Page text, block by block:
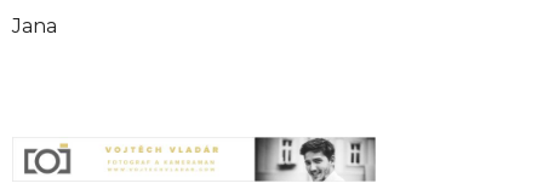
Jana